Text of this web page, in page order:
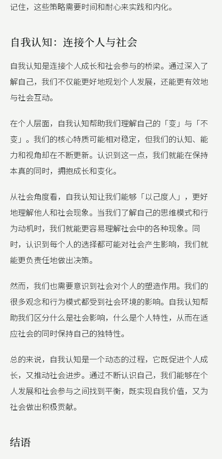
记住，这些策略需要时间和耐心来实践和内化。
自我认知：连接个人与社会
自我认知是连接个人成长和社会参与的桥梁。通过深入了
解自己，我们不仅能更好地规划个人发展，还能更有效地
与社会互动。
在个人层面，自我认知帮助我们理解自己的「变」与「不
变」。我们的核心特质可能相对稳定，但我们的认知、能
力和视角却在不断更新。认识到这一点，我们就能在保持
本真的同时，拥抱成长和变化。
从社会角度看，自我认知让我们能够「以己度人」，更好
地理解他人和社会现象。当我们了解自己的思维模式和行
为动机时，我们就能更容易理解社会中的各种现象。同
时，认识到每个人的选择都可能对社会产生影响，我们就
能更负责任地做出决策。
然而，我们也需要意识到社会对个人的塑造作用。我们的
很多观念和行为模式都受到社会环境的影响。自我认知帮
助我们区分什么是社会影响，什么是个人特性，从而在适
应社会的同时保持自己的独特性。
总的来说，自我认知是一个动态的过程，它既促进个人成
长，又推动社会进步。通过不断认识自己，我们能够在个
人发展和社会参与之间找到平衡，既实现自我价值，又为
社会做出积极贡献。
结语